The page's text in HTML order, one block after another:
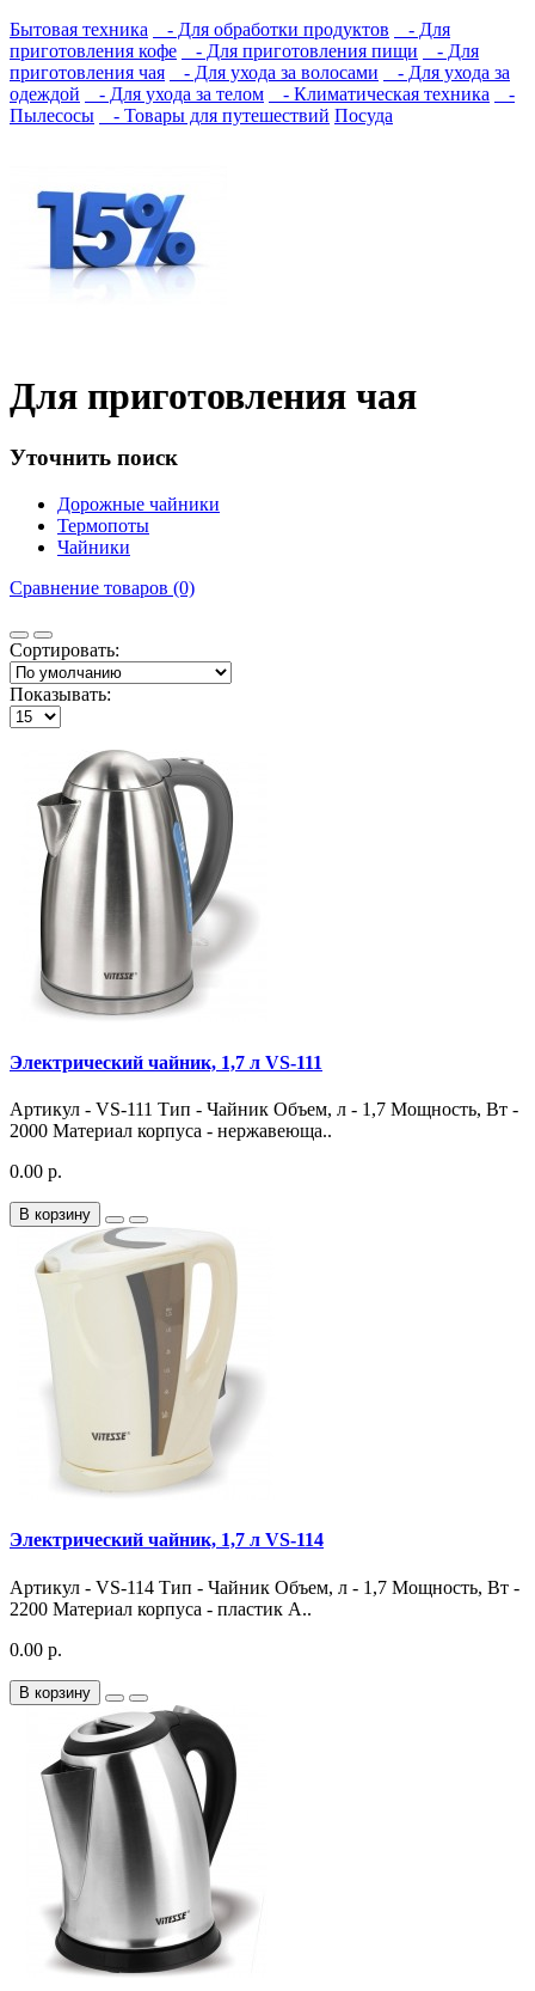
Бытовая техника
- Для обработки продуктов
- Для
приготовления кофе
- Для приготовления пищи
- Для
приготовления чая
- Для ухода за волосами
- Для ухода за
одеждой
- Для ухода за телом - Климатическая техника
-
Пылесосы
- Товары для путешествий Посуда
Для приготовления чая
Уточнить поиск
Дорожные чайники
Термопоты
Чайники
Сравнение товаров (0)
Сортировать:
Показывать:
Электрический чайник, 1,7 л VS-111
Артикул - VS-111 Тип - Чайник Объем, л - 1,7 Мощность, Вт -
2000 Материал корпуса - нержавеюща..
0.00 р.
В корзину
Электрический чайник, 1,7 л VS-114
Артикул - VS-114 Тип - Чайник Объем, л - 1,7 Мощность, Вт -
2200 Материал корпуса - пластик А..
0.00 р.
В корзину